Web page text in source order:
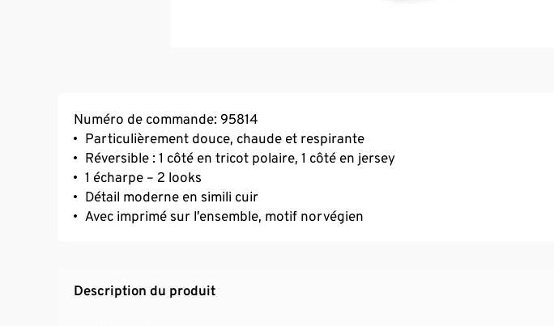
Numéro de commande: 95814
Particulièrement douce, chaude et respirante
Réversible : 1 côté en tricot polaire, 1 côté en jersey
1 écharpe – 2 looks
Détail moderne en simili cuir
Avec imprimé sur l’ensemble, motif norvégien
Description du produit